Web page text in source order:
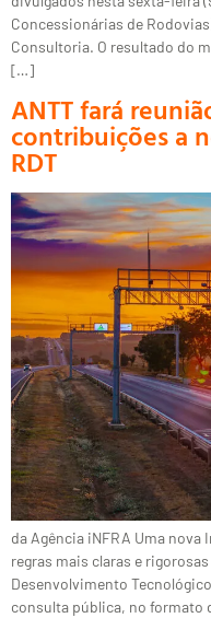
Concessionárias de
Consultoria. O resultado do
[…]
ANTT fará
contribuições a
RDT
da Agência iNFRA Uma
regras mais claras e
Desenvolvimento
consulta pública, no formato